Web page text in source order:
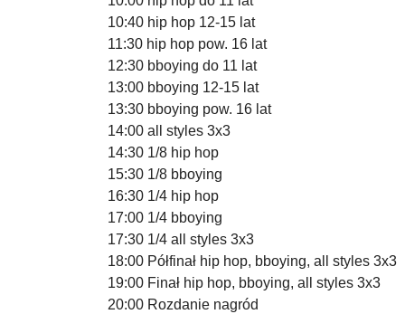
10:40 hip hop 12-15 lat
11:30 hip hop pow. 16 lat
12:30 bboying do 11 lat
13:00 bboying 12-15 lat
13:30 bboying pow. 16 lat
14:00 all styles 3x3
14:30 1/8 hip hop
15:30 1/8 bboying
16:30 1/4 hip hop
17:00 1/4 bboying
17:30 1/4 all styles 3x3
18:00 Półfinał hip hop, bboying, all styles 3x3
19:00 Finał hip hop, bboying, all styles 3x3
20:00 Rozdanie nagród